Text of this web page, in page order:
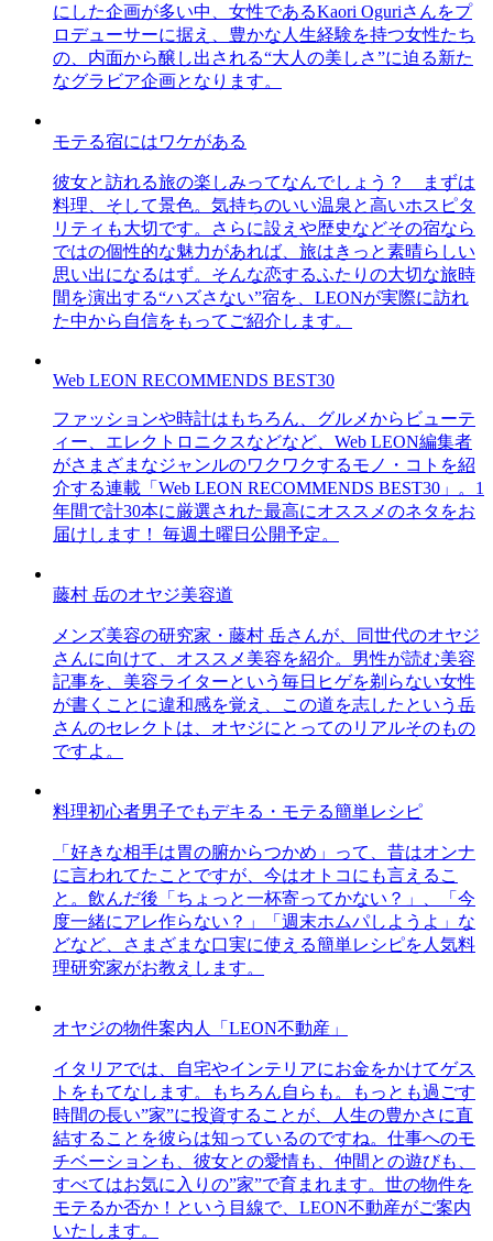
にした企画が多い中、女性であるKaori Oguriさんをプ
ロデューサーに据え、豊かな人生経験を持つ女性たち
の、内面から醸し出される“大人の美しさ”に迫る新た
なグラビア企画となります。
モテる宿にはワケがある
彼女と訪れる旅の楽しみってなんでしょう？ まずは
料理、そして景色。気持ちのいい温泉と高いホスピタ
リティも大切です。さらに設えや歴史などその宿なら
ではの個性的な魅力があれば、旅はきっと素晴らしい
思い出になるはず。そんな恋するふたりの大切な旅時
間を演出する“ハズさない”宿を、LEONが実際に訪れ
た中から自信をもってご紹介します。
Web LEON RECOMMENDS BEST30
ファッションや時計はもちろん、グルメからビューテ
ィー、エレクトロニクスなどなど、Web LEON編集者
がさまざまなジャンルのワクワクするモノ・コトを紹
介する連載「Web LEON RECOMMENDS BEST30」。1
年間で計30本に厳選された最高にオススメのネタをお
届けします！ 毎週土曜日公開予定。
藤村 岳のオヤジ美容道
メンズ美容の研究家・藤村 岳さんが、同世代のオヤジ
さんに向けて、オススメ美容を紹介。男性が読む美容
記事を、美容ライターという毎日ヒゲを剃らない女性
が書くことに違和感を覚え、この道を志したという岳
さんのセレクトは、オヤジにとってのリアルそのもの
ですよ。
料理初心者男子でもデキる・モテる簡単レシピ
「好きな相手は胃の腑からつかめ」って、昔はオンナ
に言われてたことですが、今はオトコにも言えるこ
と。飲んだ後「ちょっと一杯寄ってかない？」、「今
度一緒にアレ作らない？」「週末ホムパしようよ」な
どなど、さまざまな口実に使える簡単レシピを人気料
理研究家がお教えします。
オヤジの物件案内人「LEON不動産」
イタリアでは、自宅やインテリアにお金をかけてゲス
トをもてなします。もちろん自らも。もっとも過ごす
時間の長い”家”に投資することが、人生の豊かさに直
結することを彼らは知っているのですね。仕事へのモ
チベーションも、彼女との愛情も、仲間との遊びも、
すべてはお気に入りの”家”で育まれます。世の物件を
モテるか否か！という目線で、LEON不動産がご案内
いたします。